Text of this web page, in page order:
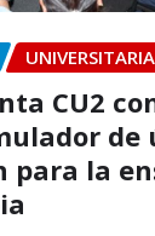
CU2
de
para la